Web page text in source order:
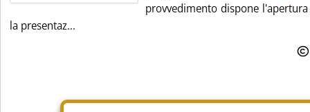
provvedimento dispone
la presentaz...